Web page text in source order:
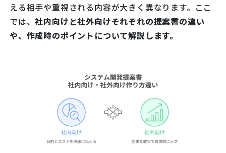
える相手や重視される内容が大きく異なります。ここ
では、社内向けと社外向けそれぞれの提案書の違い
や、作成時のポイントについて解説します。